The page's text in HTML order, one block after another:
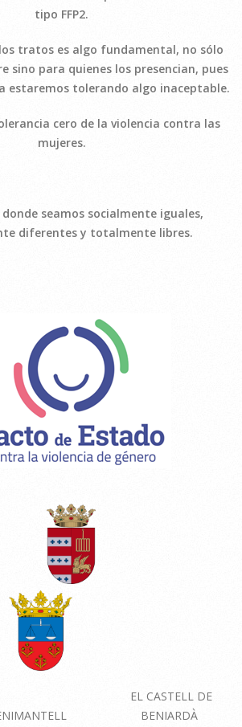
tipo FFP2.
tratos es algo fundamental, no sólo
sino para quienes los presencian, pues
estaremos tolerando algo inaceptable.
cero de la violencia contra las
mujeres.
seamos socialmente iguales,
diferentes y totalmente libres.
DE
BENIARDÀ